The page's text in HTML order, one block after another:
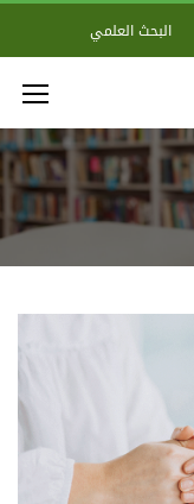
البحث العلمي